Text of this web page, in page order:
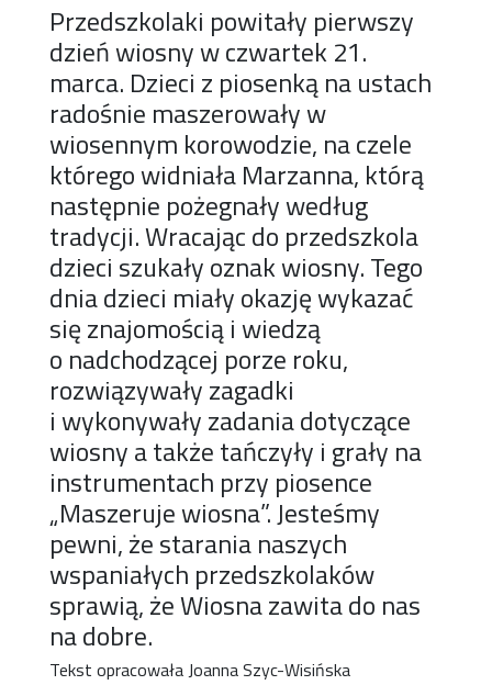
Przedszkolaki powitały pierwszy
dzień wiosny w czwartek 21.
marca. Dzieci z piosenką na ustach
radośnie maszerowały w
wiosennym korowodzie, na czele
którego widniała Marzanna, którą
następnie pożegnały według
tradycji. Wracając do przedszkola
dzieci szukały oznak wiosny. Tego
dnia dzieci miały okazję wykazać
się znajomością i wiedzą
o nadchodzącej porze roku,
rozwiązywały zagadki
i wykonywały zadania dotyczące
wiosny a także tańczyły i grały na
instrumentach przy piosence
„Maszeruje wiosna”. Jesteśmy
pewni, że starania naszych
wspaniałych przedszkolaków
sprawią, że Wiosna zawita do nas
na dobre.
Tekst opracowała Joanna Szyc-Wisińska